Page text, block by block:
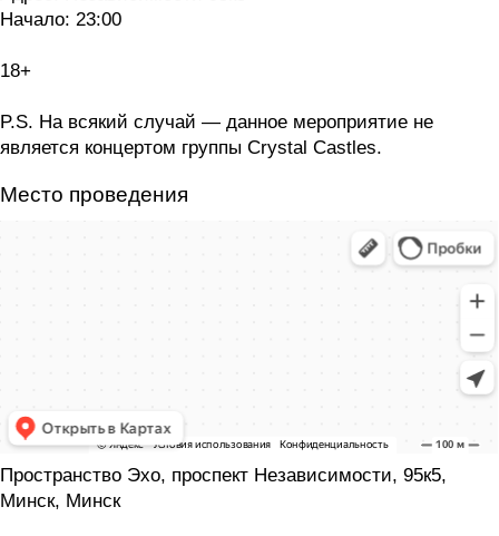
Начало: 23:00
18+
P.S. На всякий случай — данное мероприятие не
является концертом группы Crystal Castles.
Место проведения
Пространство Эхо, проспект Независимости, 95к5,
Минск, Минск